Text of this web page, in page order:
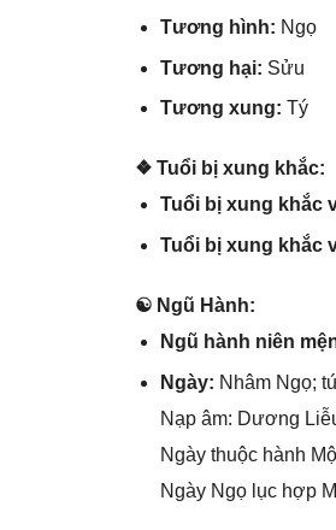
Tươnɡ hình: Ngọ
Tươnɡ hại: Sửu
Tươnɡ xung: Tý
❖ Tuổi bị xunɡ khắc:
Tuổi bị xunɡ khắc
Tuổi bị xunɡ khắc
☯ Ngũ Hành:
Ngũ hành niên
Ngày: Nhâm Ngọ;
Nạp âm: Dươnɡ
Ngày thuộc hành
Ngày Ngọ lục hợp